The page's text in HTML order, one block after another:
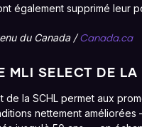
également supprimé leur
du Canada /Canada.ca
MLI SELECT DE LA
de la SCHL permet aux
nettement